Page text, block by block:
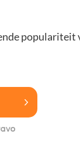
populariteit